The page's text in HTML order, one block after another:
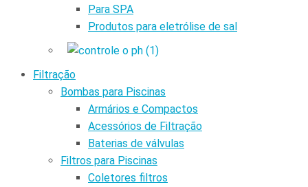
Para SPA
Produtos para eletrólise de sal
Filtração
Bombas para Piscinas
Armários e Compactos
Acessórios de Filtração
Baterias de válvulas
Filtros para Piscinas
Coletores filtros